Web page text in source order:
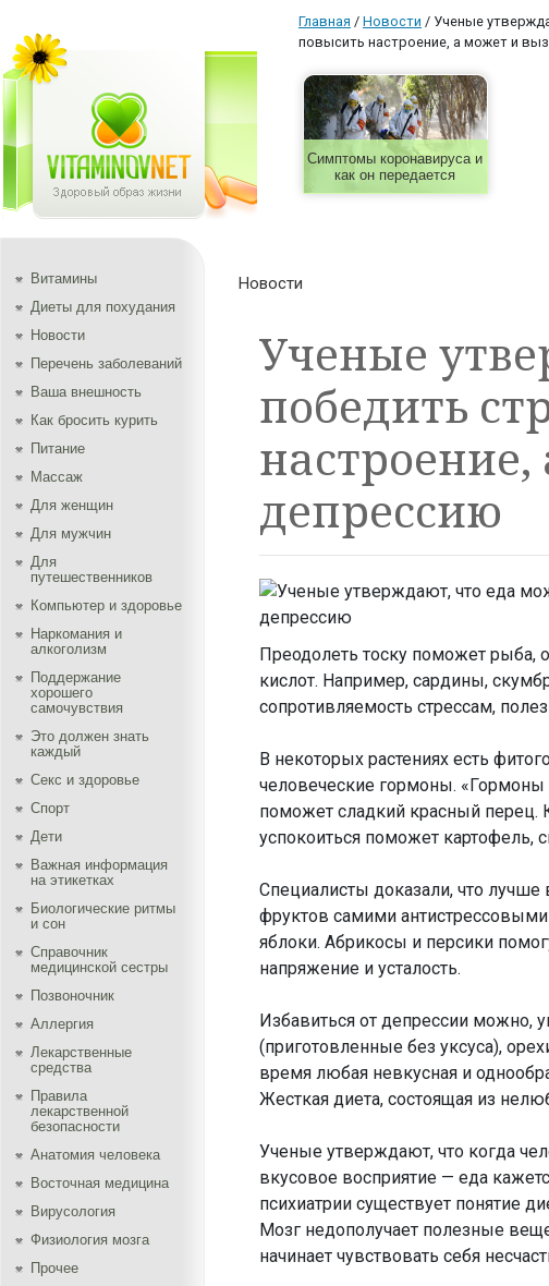
Главная / Новости / Ученые
повысить настроение, а может и
Симптомы коронавируса и
как он передается
Витамины
Диеты для похудания
Новости
Перечень заболеваний
Ваша внешность
Как бросить курить
Питание
Массаж
Для женщин
Для мужчин
Для
путешественников
Компьютер и здоровье
Наркомания и
алкоголизм
Поддержание
хорошего
самочувствия
Это должен знать
каждый
Секс и здоровье
Спорт
Дети
Важная информация
на этикетках
Биологические ритмы
и сон
Справочник
медицинской сестры
Позвоночник
Аллергия
Лекарственные
средства
Правила
лекарственной
безопасности
Aнатомия человека
Восточная медицина
Вирусология
Физиология мозга
Прочее
Новости
Ученые
победить
депрессию
Преодолеть тоску поможет рыба,
кислот. Например, сардины,
сопротивляемость стрессам,
В некоторых растениях есть
человеческие гормоны. «Гормоны
поможет сладкий красный перец.
успокоиться поможет картофель,
Специалисты доказали, что
фруктов самими
яблоки. Абрикосы и персики
напряжение и усталость.
Избавиться от депрессии можно,
(приготовленные без уксуса),
время любая невкусная и
Жесткая диета, состоящая из
Ученые утверждают, что когда
вкусовое восприятие — еда
психиатрии существует понятие
Мозг недополучает полезные
начинает чувствовать себя